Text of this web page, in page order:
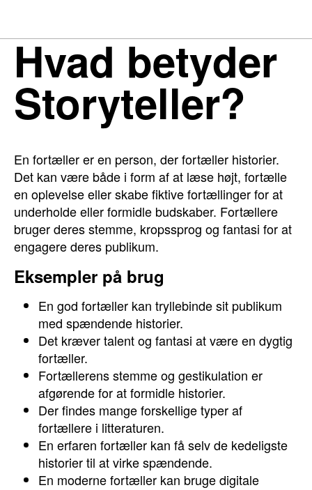
Hvad betyder
Storyteller?
En fortæller er en person, der fortæller historier.
Det kan være både i form af at læse højt, fortælle
en oplevelse eller skabe fiktive fortællinger for at
underholde eller formidle budskaber. Fortællere
bruger deres stemme, kropssprog og fantasi for at
engagere deres publikum.
Eksempler på brug
En god fortæller kan tryllebinde sit publikum
med spændende historier.
Det kræver talent og fantasi at være en dygtig
fortæller.
Fortællerens stemme og gestikulation er
afgørende for at formidle historier.
Der findes mange forskellige typer af
fortællere i litteraturen.
En erfaren fortæller kan få selv de kedeligste
historier til at virke spændende.
En moderne fortæller kan bruge digitale